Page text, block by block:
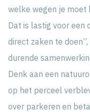
welke wegen je moet
Dat is lastig voor een
direct zaken te
durende
Denk aan een
op het perceel
over parkeren en